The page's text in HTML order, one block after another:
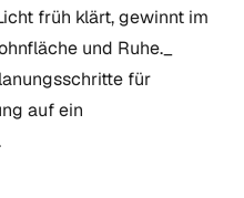
früh klärt, gewinnt im
und Ruhe._
für
auf ein